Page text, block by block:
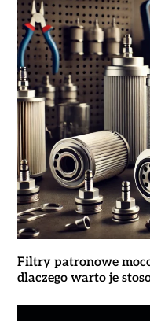
Filtry patronowe
dlaczego warto je